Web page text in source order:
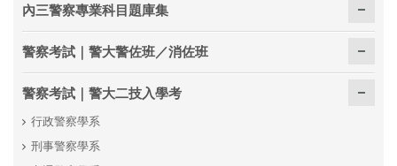
內三警察專業科目題庫集
警察考試｜警大警佐班／消佐班
警察考試｜警大二技入學考
行政警察學系
刑事警察學系